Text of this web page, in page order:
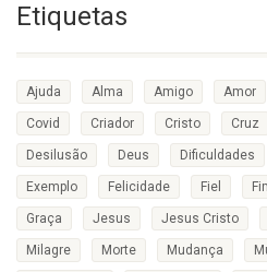
Etiquetas
Ajuda Alma Amigo Amor
Covid Criador Cristo Cruz
Desilusão Deus Dificuldades
Exemplo Felicidade Fiel
Graça Jesus Jesus Cristo
Milagre Morte Mudança